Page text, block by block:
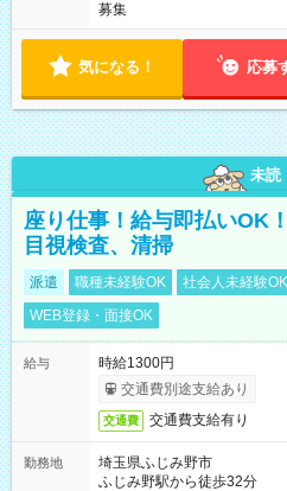
募集
気になる！ 応募
未読
座り仕事！給与即払いOK
目視検査、清掃
派遣 職種未経験OK 社会人未経験OK
WEB登録・面接OK
給与
時給1300円
交通費別途支給あり
交通費 交通費支給有り
勤務地
埼玉県ふじみ野市
ふじみ野駅から徒歩32分